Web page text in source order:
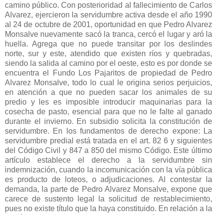
camino público. Con posterioridad al fallecimiento de Carlos
Alvarez, ejercieron la servidumbre activa desde el año 1990
al 24 de octubre de 2001, oportunidad en que Pedro Alvarez
Monsalve nuevamente sacó la tranca, cercó el lugar y aró la
huella. Agrega que no puede transitar por los deslindes
norte, sur y este, atendido que existen ríos y quebradas,
siendo la salida al camino por el oeste, esto es por donde se
encuentra el Fundo Los Pajaritos de propiedad de Pedro
Alvarez Monsalve, todo lo cual le origina serios perjuicios,
en atención a que no pueden sacar los animales de su
predio y les es imposible introducir maquinarias para la
cosecha de pasto, esencial para que no le falte al ganado
durante el invierno. En subsidio solicita la constitución de
servidumbre. En los fundamentos de derecho expone: La
servidumbre predial está tratada en el art. 82 6 y siguientes
del Código Civil y 847 a 850 del mismo Código. Este último
artículo establece el derecho a la servidumbre sin
indemnización, cuando la incomunicación con la vía pública
es producto de loteos, o adjudicaciones. Al contestar la
demanda, la parte de Pedro Alvarez Monsalve, expone que
carece de sustento legal la solicitud de restablecimiento,
pues no existe título que la haya constituido. En relación a la